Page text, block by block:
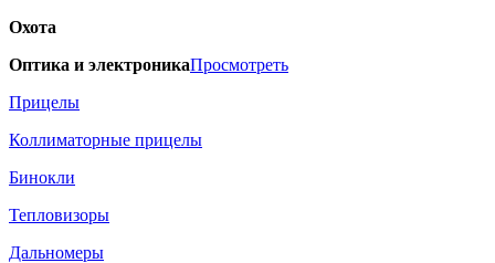
Охота
Оптика и электроникаПросмотреть
Прицелы
Коллиматорные прицелы
Бинокли
Тепловизоры
Дальномеры